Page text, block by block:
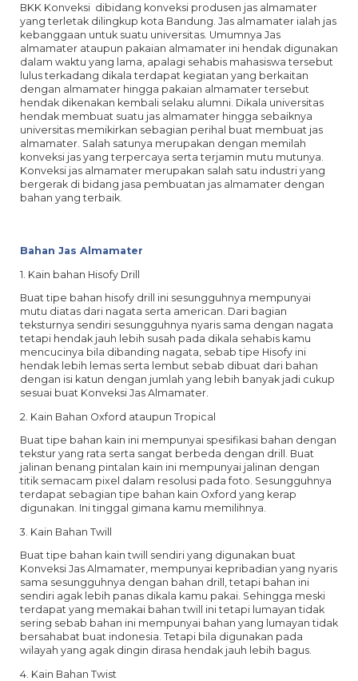
BKK Konveksi dibidang konveksi produsen jas almamater
yang terletak dilingkup kota Bandung. Jas almamater ialah jas
kebanggaan untuk suatu universitas. Umumnya Jas
almamater ataupun pakaian almamater ini hendak digunakan
dalam waktu yang lama, apalagi sehabis mahasiswa tersebut
lulus terkadang dikala terdapat kegiatan yang berkaitan
dengan almamater hingga pakaian almamater tersebut
hendak dikenakan kembali selaku alumni. Dikala universitas
hendak membuat suatu jas almamater hingga sebaiknya
universitas memikirkan sebagian perihal buat membuat jas
almamater. Salah satunya merupakan dengan memilah
konveksi jas yang terpercaya serta terjamin mutu mutunya.
Konveksi jas almamater merupakan salah satu industri yang
bergerak di bidang jasa pembuatan jas almamater dengan
bahan yang terbaik.
Bahan Jas Almamater
1. Kain bahan Hisofy Drill
Buat tipe bahan hisofy drill ini sesungguhnya mempunyai
mutu diatas dari nagata serta american. Dari bagian
teksturnya sendiri sesungguhnya nyaris sama dengan nagata
tetapi hendak jauh lebih susah pada dikala sehabis kamu
mencucinya bila dibanding nagata, sebab tipe Hisofy ini
hendak lebih lemas serta lembut sebab dibuat dari bahan
dengan isi katun dengan jumlah yang lebih banyak jadi cukup
sesuai buat Konveksi Jas Almamater.
2. Kain Bahan Oxford ataupun Tropical
Buat tipe bahan kain ini mempunyai spesifikasi bahan dengan
tekstur yang rata serta sangat berbeda dengan drill. Buat
jalinan benang pintalan kain ini mempunyai jalinan dengan
titik semacam pixel dalam resolusi pada foto. Sesungguhnya
terdapat sebagian tipe bahan kain Oxford yang kerap
digunakan. Ini tinggal gimana kamu memilihnya.
3. Kain Bahan Twill
Buat tipe bahan kain twill sendiri yang digunakan buat
Konveksi Jas Almamater, mempunyai kepribadian yang nyaris
sama sesungguhnya dengan bahan drill, tetapi bahan ini
sendiri agak lebih panas dikala kamu pakai. Sehingga meski
terdapat yang memakai bahan twill ini tetapi lumayan tidak
sering sebab bahan ini mempunyai bahan yang lumayan tidak
bersahabat buat indonesia. Tetapi bila digunakan pada
wilayah yang agak dingin dirasa hendak jauh lebih bagus.
4. Kain Bahan Twist